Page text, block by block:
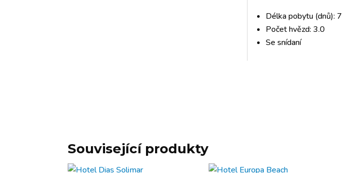
Délka pobytu (dnů): 7
Počet hvězd: 3.0
Se snídaní
Související produkty